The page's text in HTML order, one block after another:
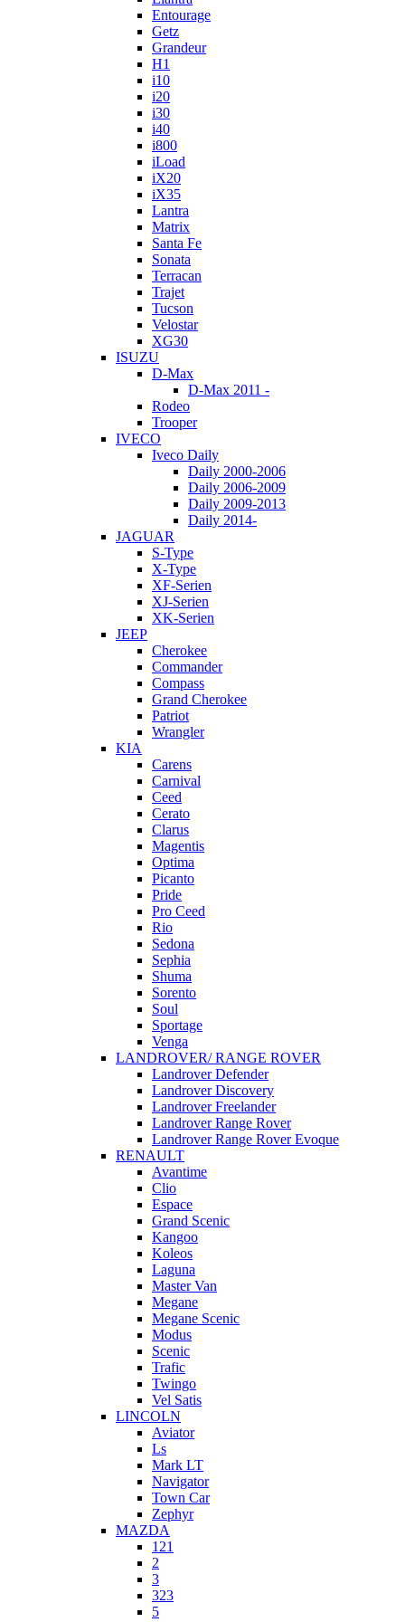
Entourage
Getz
Grandeur
H1
i10
i20
i30
i40
i800
iLoad
iX20
iX35
Lantra
Matrix
Santa Fe
Sonata
Terracan
Trajet
Tucson
Velostar
XG30
ISUZU
D-Max
D-Max 2011 -
Rodeo
Trooper
IVECO
Iveco Daily
Daily 2000-2006
Daily 2006-2009
Daily 2009-2013
Daily 2014-
JAGUAR
S-Type
X-Type
XF-Serien
XJ-Serien
XK-Serien
JEEP
Cherokee
Commander
Compass
Grand Cherokee
Patriot
Wrangler
KIA
Carens
Carnival
Ceed
Cerato
Clarus
Magentis
Optima
Picanto
Pride
Pro Ceed
Rio
Sedona
Sephia
Shuma
Sorento
Soul
Sportage
Venga
LANDROVER/ RANGE ROVER
Landrover Defender
Landrover Discovery
Landrover Freelander
Landrover Range Rover
Landrover Range Rover Evoque
RENAULT
Avantime
Clio
Espace
Grand Scenic
Kangoo
Koleos
Laguna
Master Van
Megane
Megane Scenic
Modus
Scenic
Trafic
Twingo
Vel Satis
LINCOLN
Aviator
Ls
Mark LT
Navigator
Town Car
Zephyr
MAZDA
121
2
3
323
5